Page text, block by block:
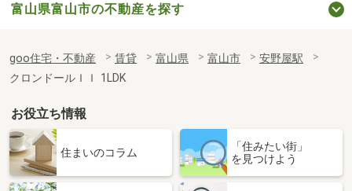
富山県富山市の不動産を探す
goo住宅・不動産 賃貸 富山県 富山市
安野屋駅
クロンドールＩＩ 1LDK
お役立ち情報
住まいのコラム
「住みたい街」
を見つけよう